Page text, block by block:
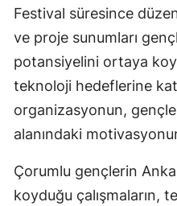
Festival süresince
ve proje sunumları
potansiyelini ortaya
teknoloji hedeflerine
organizasyonun,
alanındaki
Çorumlu gençlerin
koyduğu çalışmaların,